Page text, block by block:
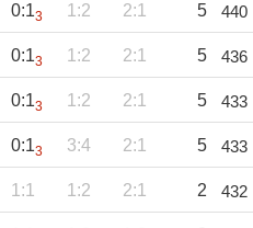
0:13 1:2 2:1 5 440
0:13 1:2 2:1 5 436
0:13 1:2 2:1 5 433
0:13 3:4 2:1 5 433
1:1 1:2 2:1 2 432